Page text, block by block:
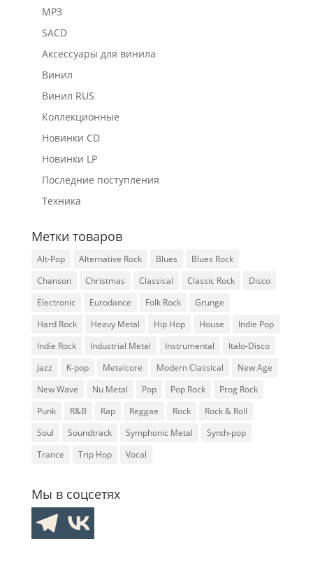
MP3
SACD
Аксессуары для винила
Винил
Винил RUS
Коллекционные
Новинки CD
Новинки LP
Последние поступления
Техника
Метки товаров
Alt-Pop Alternative Rock Blues
Blues Rock
Chanson
Christmas Classical Classic Rock
Disco
Electronic
Eurodance Folk Rock
Grunge
Hard Rock
Heavy Metal Hip Hop House
Indie Pop
Indie Rock
Industrial Metal Instrumental
Italo-Disco
Jazz
K-pop Metalcore Modern Classical
New Age
New Wave
Nu Metal Pop Pop Rock
Prog Rock
Punk
R&B Rap Reggae Rock
Rock & Roll
Soul
Soundtrack Symphonic Metal
Synth-pop
Trance
Trip Hop Vocal
Мы в соцсетях